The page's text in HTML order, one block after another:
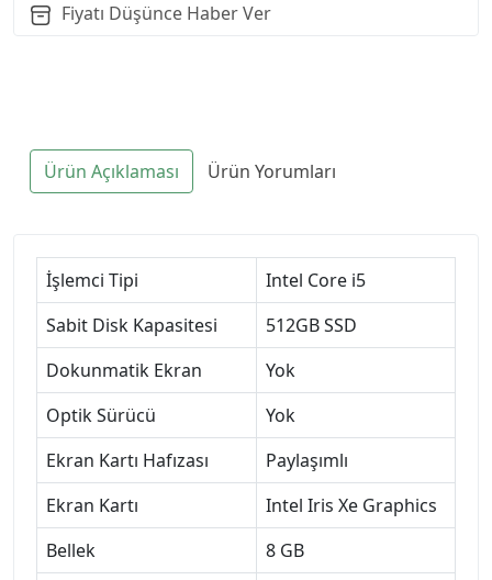
Fiyatı Düşünce Haber Ver
Ürün Açıklaması Ürün Yorumları
İşlemci Tipi
Intel Core i5
Sabit Disk Kapasitesi
512GB SSD
Dokunmatik Ekran
Yok
Optik Sürücü
Yok
Ekran Kartı Hafızası
Paylaşımlı
Ekran Kartı
Intel Iris Xe Graphics
Bellek
8 GB